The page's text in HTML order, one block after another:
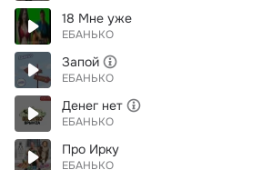
18 Мне уже
ЕБАНЬКО
Запой
ЕБАНЬКО
Денег нет
ЕБАНЬКО
Про Ирку
ЕБАНЬКО